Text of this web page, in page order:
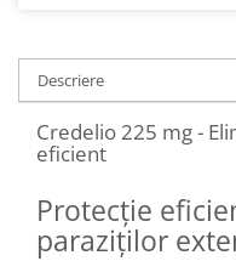
Descriere
Credelio 225 mg -
eficient
Protecție
paraziților